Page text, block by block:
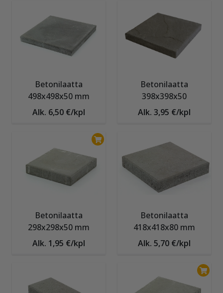
Betonilaatta
498x498x50 mm
Alk. 6,50 €/kpl
Betonilaatta
398x398x50
Alk. 3,95 €/kpl
Betonilaatta
298x298x50 mm
Alk. 1,95 €/kpl
Betonilaatta
418x418x80 mm
Alk. 5,70 €/kpl